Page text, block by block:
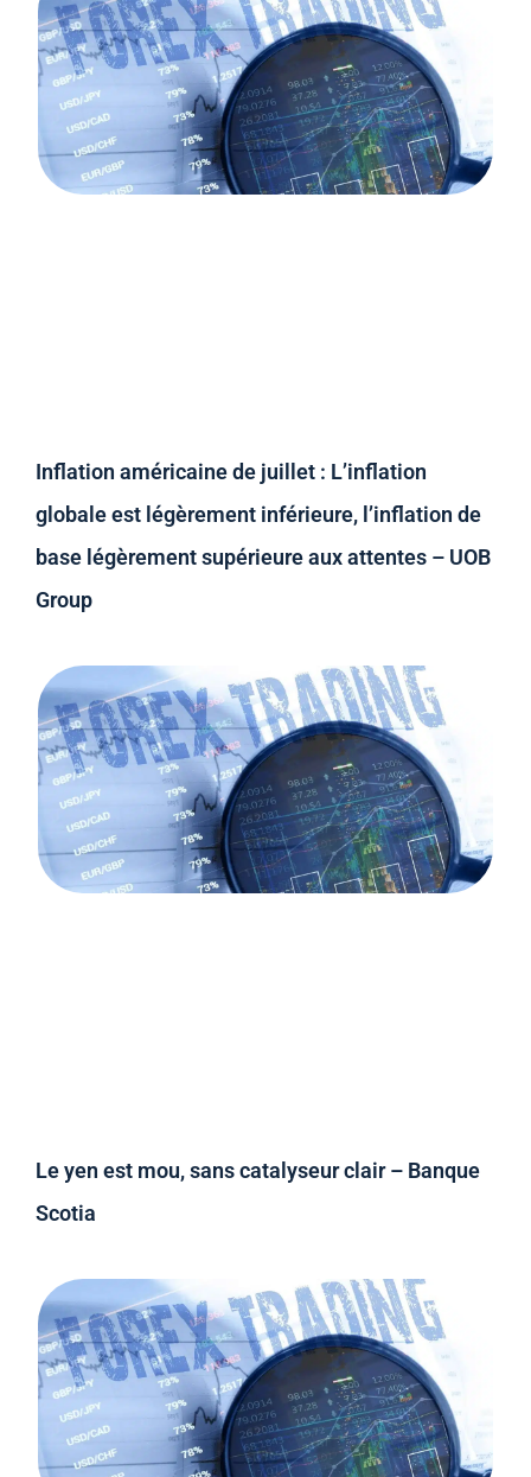
Inflation américaine de juillet : L’inflation
globale est légèrement inférieure, l’inflation de
base légèrement supérieure aux attentes – UOB
Group
Le yen est mou, sans catalyseur clair – Banque
Scotia